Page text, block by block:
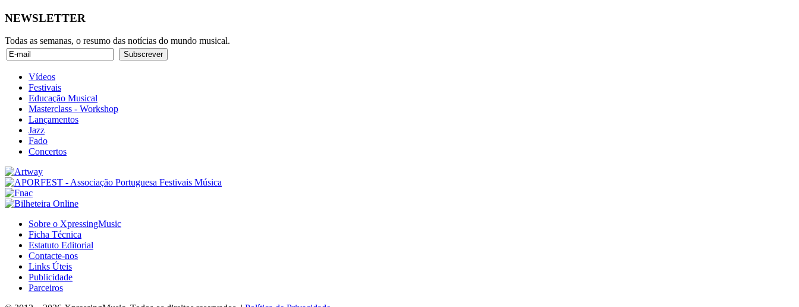
NEWSLETTER
Todas as semanas, o resumo das notícias do mundo musical.
Vídeos
Festivais
Educação Musical
Masterclass - Workshop
Lançamentos
Jazz
Fado
Concertos
Sobre o XpressingMusic
Ficha Técnica
Estatuto Editorial
Contacte-nos
Links Úteis
Publicidade
Parceiros